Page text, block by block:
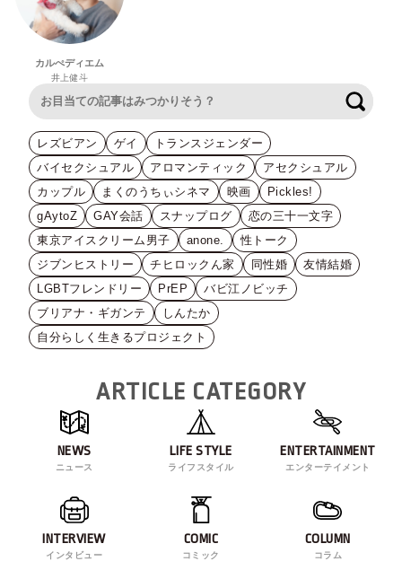
カルぺディエム
井上健斗
レズビアン ゲイ
トランスジェンダー
バイセクシュアル
アロマンティック
アセクシュアル
カップル
まくのうちぃシネマ 映画
Pickles!
gAytoZ
GAY会話 スナップログ
恋の三十一文字
東京アイスクリーム男子
anone.
性トーク
ジブンヒストリー
チヒロックん家 同性婚
友情結婚
LGBTフレンドリー
PrEP
バビ江ノビッチ
ブリアナ・ギガンテ
しんたか
自分らしく生きるプロジェクト
ARTICLE CATEGORY
NEWS
ニュース
LIFE STYLE
ライフスタイル
ENTERTAINMENT
エンターテイメント
INTERVIEW
インタビュー
COMIC
コミック
COLUMN
コラム